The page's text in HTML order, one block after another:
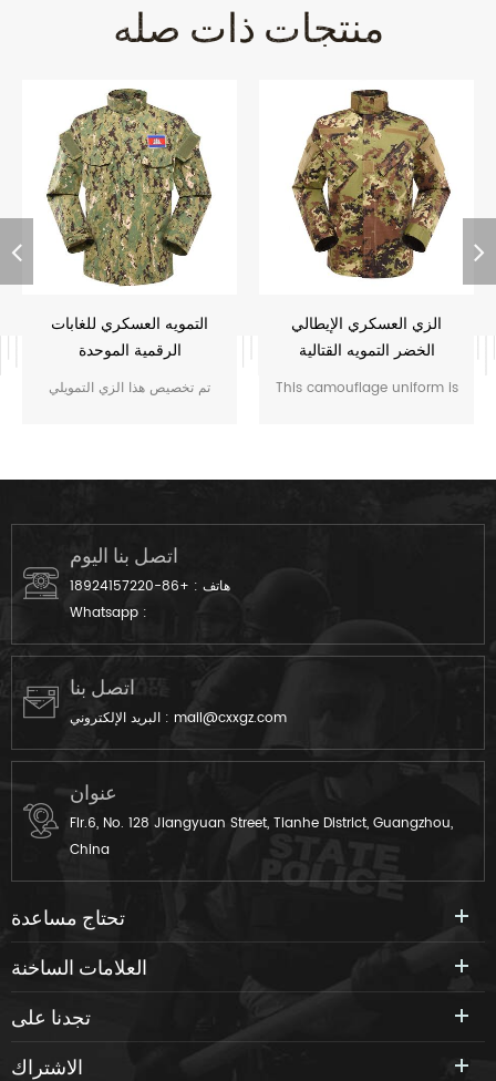
منتجات ذات صله
التمويه العسكري للغابات
الرقمية الموحدة
تم تخصيص هذا الزي التمويلي
الزي العسكري الإيطالي
الخضر التمويه القتالية
This camouflage uniform is
اتصل بنا اليوم
هاتف : +86-18924157220
Whatsapp :
اتصل بنا
البريد الإلكتروني : mail@cxxgz.com
عنوان
Flr.6, No. 128 Jiangyuan Street, Tianhe District, Guangzhou,
China
تحتاج مساعدة
العلامات الساخنة
تجدنا على
الاشتراك